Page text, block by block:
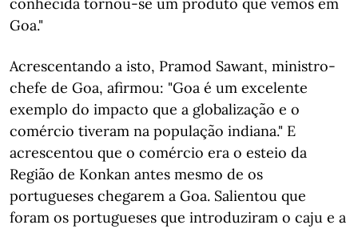
Goa."
Acrescentando a isto, Pramod Sawant, ministro-
chefe de Goa, afirmou: "Goa é um excelente
exemplo do impacto que a globalização e o
comércio tiveram na população indiana." E
acrescentou que o comércio era o esteio da
Região de Konkan antes mesmo de os
portugueses chegarem a Goa. Salientou que
foram os portugueses que introduziram o caju e a